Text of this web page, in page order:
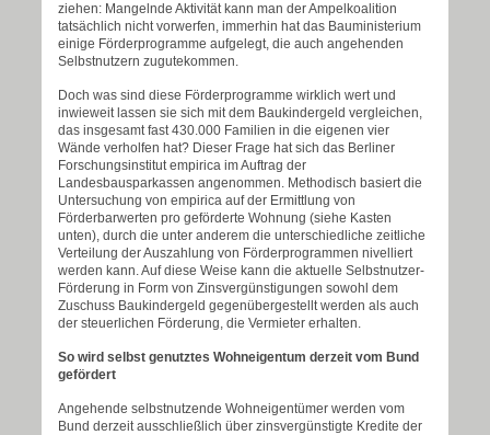
ziehen: Mangelnde Aktivität kann man der Ampelkoalition
tatsächlich nicht vorwerfen, immerhin hat das Bauministerium
einige Förderprogramme aufgelegt, die auch angehenden
Selbstnutzern zugutekommen.
Doch was sind diese Förderprogramme wirklich wert und
inwieweit lassen sie sich mit dem Baukindergeld vergleichen,
das insgesamt fast 430.000 Familien in die eigenen vier
Wände verholfen hat? Dieser Frage hat sich das Berliner
Forschungsinstitut empirica im Auftrag der
Landesbausparkassen angenommen. Methodisch basiert die
Untersuchung von empirica auf der Ermittlung von
Förderbarwerten pro geförderte Wohnung (siehe Kasten
unten), durch die unter anderem die unterschiedliche zeitliche
Verteilung der Auszahlung von Förderprogrammen nivelliert
werden kann. Auf diese Weise kann die aktuelle Selbstnutzer-
Förderung in Form von Zinsvergünstigungen sowohl dem
Zuschuss Baukindergeld gegenübergestellt werden als auch
der steuerlichen Förderung, die Vermieter erhalten.
So wird selbst genutztes Wohneigentum derzeit vom Bund
gefördert
Angehende selbstnutzende Wohneigentümer werden vom
Bund derzeit ausschließlich über zinsvergünstigte Kredite der